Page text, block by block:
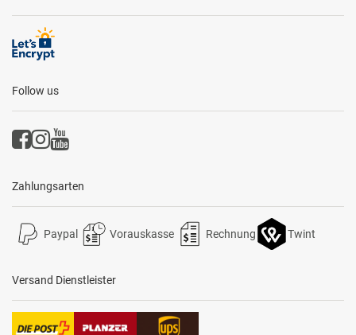
Follow us
Zahlungsarten
Paypal Vorauskasse Rechnung Twint
Versand Dienstleister